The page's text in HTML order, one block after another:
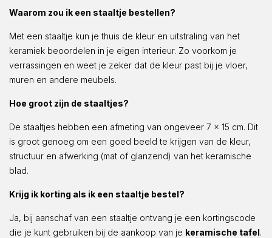
Waarom zou ik een staaltje bestellen?
Met een staaltje kun je thuis de kleur en uitstraling van het
keramiek beoordelen in je eigen interieur. Zo voorkom je
verrassingen en weet je zeker dat de kleur past bij je vloer,
muren en andere meubels.
Hoe groot zijn de staaltjes?
De staaltjes hebben een afmeting van ongeveer 7 x 15 cm. Dit
is groot genoeg om een goed beeld te krijgen van de kleur,
structuur en afwerking (mat of glanzend) van het keramische
blad.
Krijg ik korting als ik een staaltje bestel?
Ja, bij aanschaf van een staaltje ontvang je een kortingscode
die je kunt gebruiken bij de aankoop van je keramische tafel.